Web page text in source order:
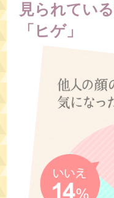
見られている
「ヒゲ」